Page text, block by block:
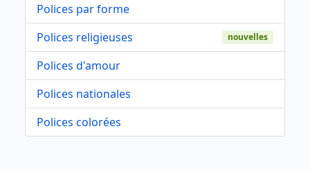
Polices par forme
Polices religieuses
nouvelles
Polices d'amour
Polices nationales
Polices colorées